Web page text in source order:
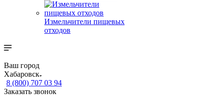
Измельчители пищевых
отходов
Ваш город
Хабаровск
8 (800) 707 03 94
Заказать звонок